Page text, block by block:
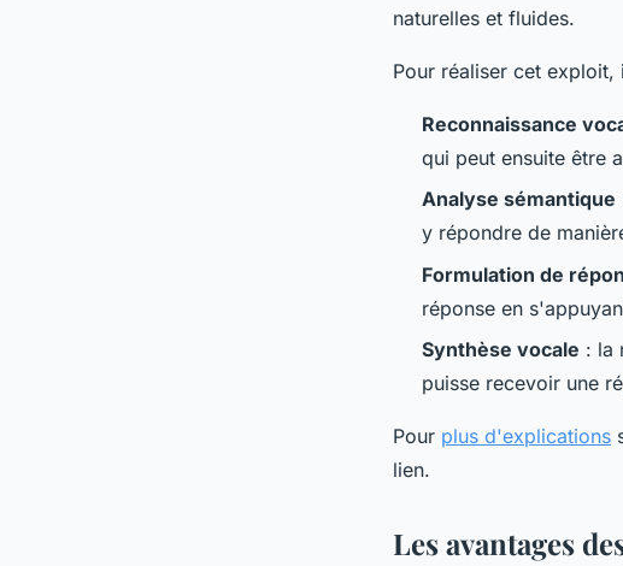
naturelles et fluides.
Pour réaliser cet exploit,
Reconnaissance
qui peut ensuite être
Analyse sémantique
y répondre de
Formulation de
réponse en
Synthèse vocale : la
puisse recevoir une
Pour plus d'explications
lien.
Les avantages